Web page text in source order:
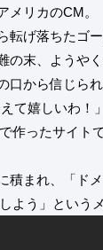
リカのCM。
転げ落ちたゴ
の末、ようや
口から信じられ
て嬉しいわ！」
作ったサイト
積まれ、「ド
よう」という